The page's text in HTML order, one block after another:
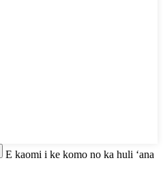
E kaomi i ke komo no ka huli ʻana